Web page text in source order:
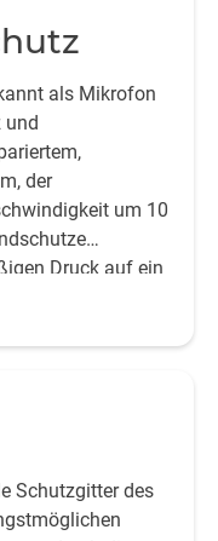
als Mikrofon
und
der
um 10
Druck auf ein
und schaffen so
und alle anderen
Schutzgitter des